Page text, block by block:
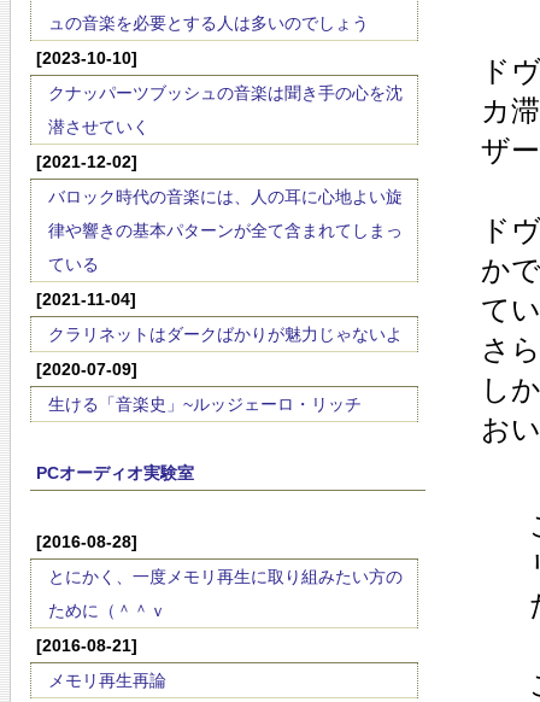
ュの音楽を必要とする人は多いのでしょう
[2023-10-10]
クナッパーツブッシュの音楽は聞き手の心を沈
潜させていく
[2021-12-02]
バロック時代の音楽には、人の耳に心地よい旋
律や響きの基本パターンが全て含まれてしまっ
ている
[2021-11-04]
クラリネットはダークばかりが魅力じゃないよ
[2020-07-09]
生ける「音楽史」~ルッジェーロ・リッチ
PCオーディオ実験室
[2016-08-28]
とにかく、一度メモリ再生に取り組みたい方の
ために（＾＾ｖ
[2016-08-21]
メモリ再生再論
ド
カ
ザ
ド
か
て
さ
し
お